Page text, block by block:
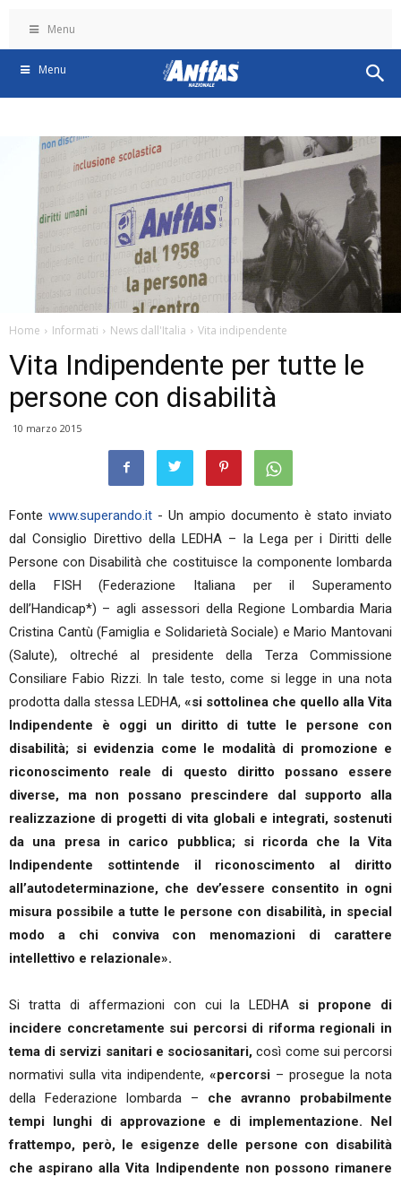
Menu
Menu
Home Informati News dall'Italia Vita indipendente
Vita Indipendente per tutte le
persone con disabilità
10 marzo 2015
Fonte www.superando.it - Un ampio documento è stato inviato
dal Consiglio Direttivo della LEDHA – la Lega per i Diritti delle
Persone con Disabilità che costituisce la componente lombarda
della FISH (Federazione Italiana per il Superamento
dell’Handicap*) – agli assessori della Regione Lombardia Maria
Cristina Cantù (Famiglia e Solidarietà Sociale) e Mario Mantovani
(Salute), oltreché al presidente della Terza Commissione
Consiliare Fabio Rizzi. In tale testo, come si legge in una nota
prodotta dalla stessa LEDHA, «si sottolinea che quello alla Vita
Indipendente è oggi un diritto di tutte le persone con
disabilità; si evidenzia come le modalità di promozione e
riconoscimento reale di questo diritto possano essere
diverse, ma non possano prescindere dal supporto alla
realizzazione di progetti di vita globali e integrati, sostenuti
da una presa in carico pubblica; si ricorda che la Vita
Indipendente sottintende il riconoscimento al diritto
all’autodeterminazione, che dev’essere consentito in ogni
misura possibile a tutte le persone con disabilità, in special
modo a chi conviva con menomazioni di carattere
intellettivo e relazionale».
Si tratta di affermazioni con cui la LEDHA si propone di
incidere concretamente sui percorsi di riforma regionali in
tema di servizi sanitari e sociosanitari,così come sui percorsi
normativi sulla vita indipendente, «percorsi – prosegue la nota
della Federazione lombarda – che avranno probabilmente
tempi lunghi di approvazione e di implementazione. Nel
frattempo, però, le esigenze delle persone con disabilità
che aspirano alla Vita Indipendente non possono rimanere